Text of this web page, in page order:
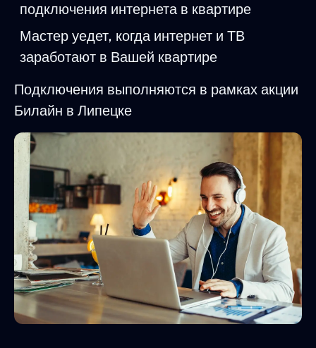
подключения интернета в квартире
Мастер уедет, когда интернет и ТВ
заработают в Вашей квартире
Подключения выполняются в рамках акции
Билайн в Липецке